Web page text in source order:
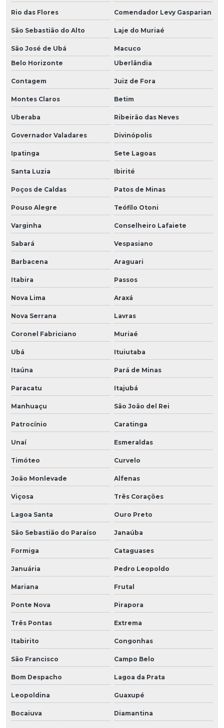
Rio das Flores Comendador Levy Gasparian
São Sebastião do Alto Laje do Muriaé
São José de Ubá
Macuco
Belo Horizonte
Uberlândia
Contagem Juiz de Fora
Montes Claros Betim
Uberaba Ribeirão das Neves
Governador Valadares Divinópolis
Ipatinga Sete Lagoas
Santa Luzia Ibirité
Poços de Caldas Patos de Minas
Pouso Alegre Teófilo Otoni
Varginha Conselheiro Lafaiete
Sabará Vespasiano
Barbacena Araguari
Itabira Passos
Nova Lima Araxá
Nova Serrana Lavras
Coronel Fabriciano Muriaé
Ubá Ituiutaba
Itaúna Pará de Minas
Paracatu Itajubá
Manhuaçu São João del Rei
Patrocínio Caratinga
Unaí Esmeraldas
Timóteo Curvelo
João Monlevade Alfenas
Viçosa Três Corações
Lagoa Santa Ouro Preto
São Sebastião do Paraíso Janaúba
Formiga Cataguases
Januária Pedro Leopoldo
Mariana Frutal
Ponte Nova Pirapora
Três Pontas Extrema
Itabirito Congonhas
São Francisco Campo Belo
Bom Despacho Lagoa da Prata
Leopoldina Guaxupé
Bocaiuva Diamantina